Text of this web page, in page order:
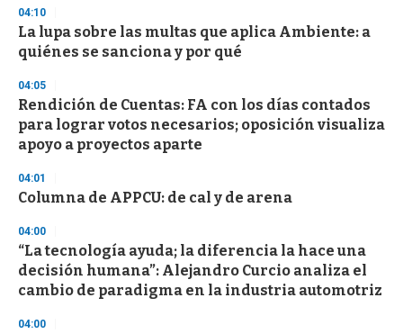
d
s
o
f
3
s
c
o
d
s
04:10
La lupa sobre las multas que aplica Ambiente: a
quiénes se sanciona y por qué
04:05
Rendición de Cuentas: FA con los días contados
para lograr votos necesarios; oposición visualiza
apoyo a proyectos aparte
04:01
Columna de APPCU: de cal y de arena
04:00
“La tecnología ayuda; la diferencia la hace una
decisión humana”: Alejandro Curcio analiza el
cambio de paradigma en la industria automotriz
04:00